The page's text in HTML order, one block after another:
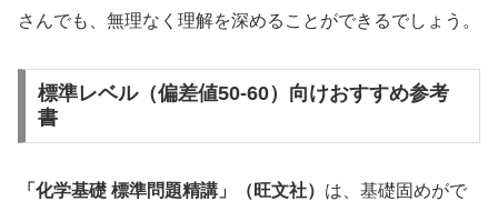
さんでも、無理なく理解を深めることができるでしょう。
標準レベル（偏差値50-60）向けおすすめ参考
書
「化学基礎 標準問題精講」（旺文社） は、基礎固めがで